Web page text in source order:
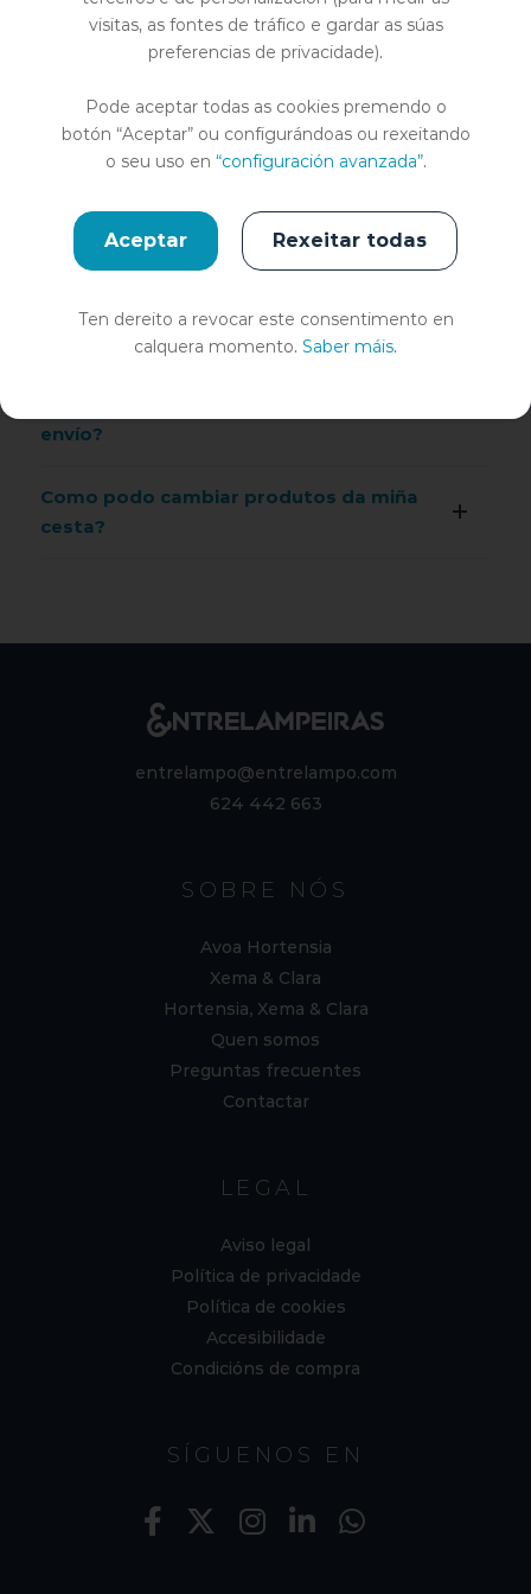
Que pasa se me vou de vacacións?
Podo deter/cancelar a miña subscrición
cando queira?
Como reinicio a miña subscrición?
doar o próximo envío?
envío?
Como podo cambiar produtos da miña
cesta?
entrelampo@entrelampo.com
624 442 663
SOBRE NÓS
Avoa Hortensia
Xema & Clara
Hortensia, Xema & Clara
Quen somos
Preguntas frecuentes
Contactar
LEGAL
Aviso legal
Política de privacidade
Política de cookies
Accesibilidade
Condicións de compra
SÍGUENOS EN
visitas, as fontes de tráfico e gardar as súas
preferencias de privacidade).
Pode aceptar todas as cookies premendo o
botón “Aceptar” ou configurándoas ou rexeitando
o seu uso en “configuración avanzada”.
Aceptar Rexeitar todas
Ten dereito a revocar este consentimento en
calquera momento. Saber máis.